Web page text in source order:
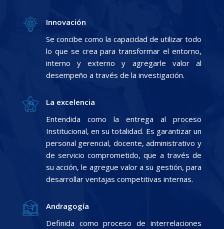
Innovación
Se concibe como la capacidad de utilizar todo
lo que se crea para transformar el entorno,
interno y externo y agregarle valor al
desempeño a través de la investigación.
La excelencia
Entendida como la entrega al proceso
Institucional, en su totalidad. Es garantizar un
personal gerencial, docente, administrativo y
de servicio comprometido, que a través de
su acción, le agregue valor a su gestión, para
desarrollar ventajas competitivas internas.
Andragogía
Definida como proceso de interrelaciones